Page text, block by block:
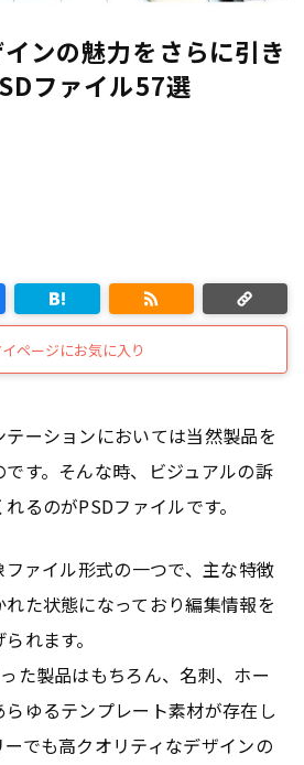
ンの魅力をさらに引き
ファイル57選
ページにお気に入り
ーションにおいては当然製品を
す。そんな時、ビジュアルの訴
るのがPSDファイルです。
ァイル形式の一つで、主な特徴
た状態になっており編集情報を
れます。
た製品はもちろん、名刺、ホー
ゆるテンプレート素材が存在し
でも高クオリティなデザインの